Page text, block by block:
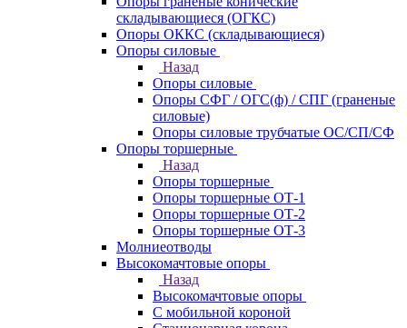
складывающиеся (ОГКС)
Опоры ОККС (складывающиеся)
Опоры силовые
Назад
Опоры силовые
Опоры СФГ / ОГС(ф) / СПГ (граненые
силовые)
Опоры силовые трубчатые ОС/СП/СФ
Опоры торшерные
Назад
Опоры торшерные
Опоры торшерные ОТ-1
Опоры торшерные ОТ-2
Опоры торшерные ОТ-3
Молниеотводы
Высокомачтовые опоры
Назад
Высокомачтовые опоры
С мобильной короной